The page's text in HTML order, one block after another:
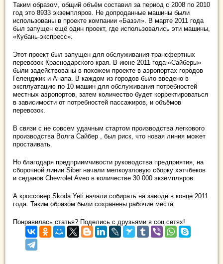
Таким образом, общий объём составил за период с 2008 по 2010
год это 8933 экземпляров. Не допроданные машины были
использованы в проекте компании «Базэл». В марте 2011 года
был запущен ещё один проект, где использовались эти машины,
«Кубань-экспресс».
Этот проект был запущен для обслуживания трансфертных
перевозок Краснодарского края. В июне 2011 года «Сайберы»
были задействованы в похожем проекте в аэропортах городов
Геленджик и Анапа. В каждом из городов было введено в
эксплуатацию по 10 машин для обслуживания потребностей
местных аэропортов, затем количество будет корректироваться
в зависимости от потребностей пассажиров, и объёмов
перевозок.
В связи с не совсем удачным стартом производства легкового
производства Волга Сайбер , был риск, что новая линия может
простаивать.
Но благодаря предприимчивости руководства предприятия, на
сборочной линии Siber начали мелкоузловую сборку хэтчбеков
и седанов Chevrolet Aveo в количестве 30 000 экземпляров.
А кроссовер Skoda Yeti начали собирать на заводе в конце 2011
года. Таким образом были сохранены рабочие места.
Понравилась статья? Поделись с друзьями в соц.сетях!